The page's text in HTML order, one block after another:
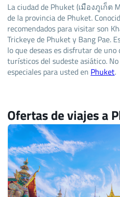
La ciudad de Phuket (เมืองภูเก็ต
de la provincia de Phuket.
recomendados para visitar son
Trickeye de Phuket y Bang Pae.
lo que deseas es disfrutar de
turísticos del sudeste asiático.
especiales para usted en Phuket.
Ofertas de viajes a